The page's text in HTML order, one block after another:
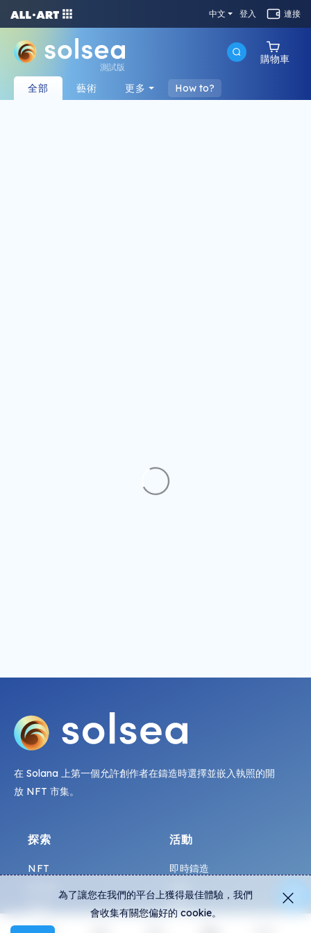
中文 登入 連接
測試版
購物車
全部 藝術 更多 How to?
在 Solana 上第一個允許創作者在鑄造時選擇並嵌入執照的開
放 NFT 市集。
探索
NFT
展覽
活動
即時鑄造
活動
圖表
為了讓您在我們的平台上獲得最佳體驗，我們
會收集有關您偏好的 cookie。